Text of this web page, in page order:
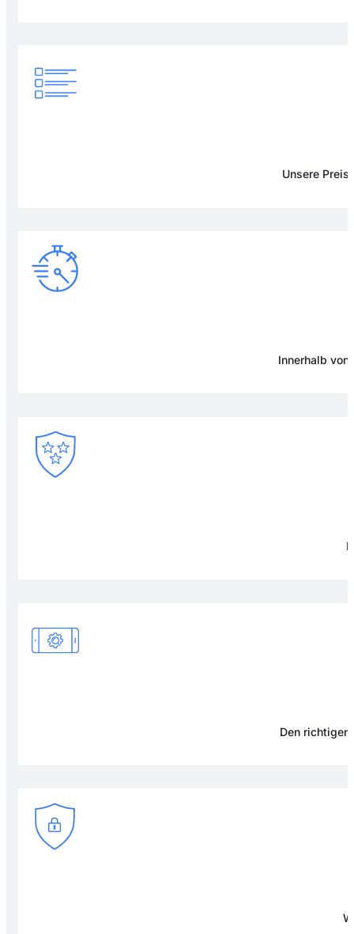
Unsere
Innerhalb
Den